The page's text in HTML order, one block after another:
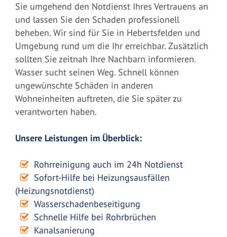
Sie umgehend den Notdienst Ihres Vertrauens an
und lassen Sie den Schaden professionell
beheben. Wir sind für Sie in Hebertsfelden und
Umgebung rund um die Ihr erreichbar. Zusätzlich
sollten Sie zeitnah Ihre Nachbarn informieren.
Wasser sucht seinen Weg. Schnell können
ungewünschte Schäden in anderen
Wohneinheiten auftreten, die Sie später zu
verantworten haben.
Unsere Leistungen im Überblick:
Rohrreinigung auch im 24h Notdienst
Sofort-Hilfe bei Heizungsausfällen
(Heizungsnotdienst)
Wasserschadenbeseitigung
Schnelle Hilfe bei Rohrbrüchen
Kanalsanierung